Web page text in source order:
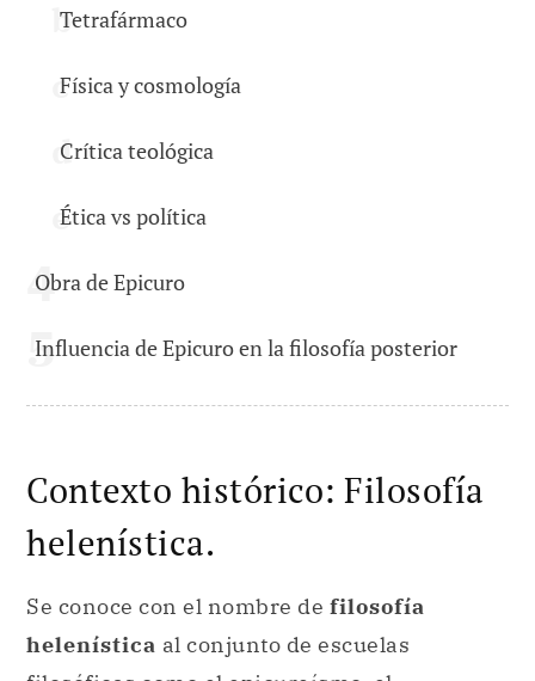
Tetrafármaco
Física y cosmología
Crítica teológica
Ética vs política
Obra de Epicuro
Influencia de Epicuro en la filosofía posterior
Contexto histórico: Filosofía
helenística.
Se conoce con el nombre de filosofía
helenística al conjunto de escuelas